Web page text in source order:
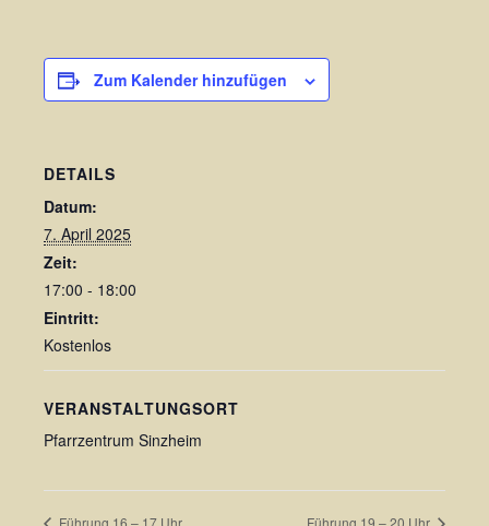
Zum Kalender hinzufügen
DETAILS
Datum:
7. April 2025
Zeit:
17:00 - 18:00
Eintritt:
Kostenlos
VERANSTALTUNGSORT
Pfarrzentrum Sinzheim